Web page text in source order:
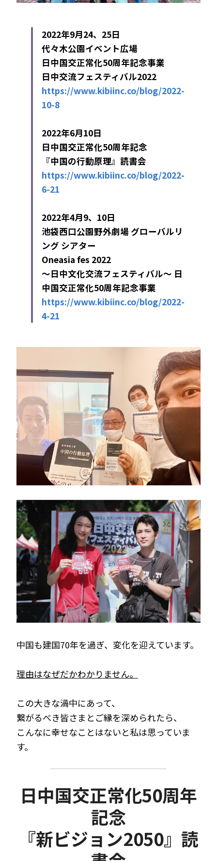
2022年9月24、25日
代々木公園イベント広場
日中国交正常化50周年記念事業
日中交流フェスティバル2022
https://www.kibiinc.co/blog/2022-
10-8
2022年6月10日
日中国交正常化50周年記念
『中国の行動原理』読書会
https://www.kibiinc.co/blog/2022-
6-21
2022年4月9、10日
池袋西口公園野外劇場 グローバルリ
ング シアター
Oneasia fes 2022
～日中文化交流フェスティバル～ 日
中国交正常化50周年記念事業
https://www.kibiinc.co/blog/2022-
4-21
中国も建国70年を過ぎ、変化を迎えています。
理由はなぜだかわかりません。
この大きな渦中にあって、
繋がるべき皆さまとご縁を深められたら、
こんなに幸せなことはないと私は思っていま
す。
日中国交正常化50周年
記念
『新ビジョン2050』読